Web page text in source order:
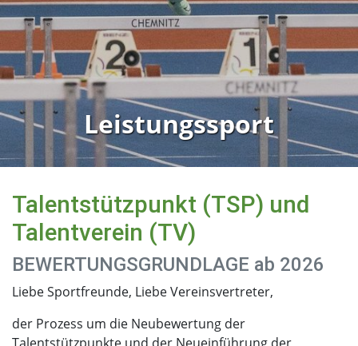
Leistungssport
Talentstützpunkt (TSP) und
Talentverein (TV)
BEWERTUNGSGRUNDLAGE ab 2026
Liebe Sportfreunde, Liebe Vereinsvertreter,
der Prozess um die Neubewertung der